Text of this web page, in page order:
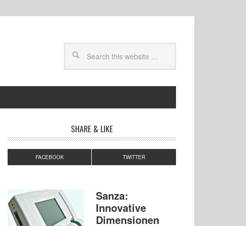
SHARE & LIKE
FACEBOOK TWITTER
Sanza:
Innovative
Dimensionen